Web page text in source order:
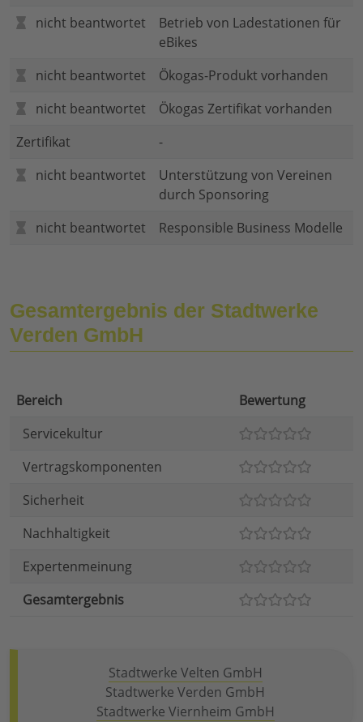
nicht beantwortet
Betrieb von Ladestationen für
eBikes
nicht beantwortet
Ökogas-Produkt vorhanden
nicht beantwortet
Ökogas Zertifikat vorhanden
Zertifikat
-
nicht beantwortet
Unterstützung von Vereinen
durch Sponsoring
nicht beantwortet
Responsible Business Modelle
Gesamtergebnis der Stadtwerke
Verden GmbH
Bereich
Bewertung
Servicekultur
Vertragskomponenten
Sicherheit
Nachhaltigkeit
Expertenmeinung
Gesamtergebnis
Stadtwerke Velten GmbH
Stadtwerke Verden GmbH
Stadtwerke Viernheim GmbH